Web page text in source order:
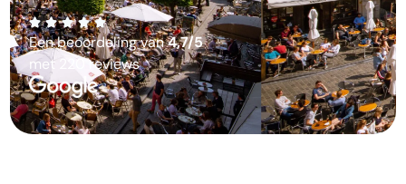
Een beoordeling van4,7/5
met 220 reviews